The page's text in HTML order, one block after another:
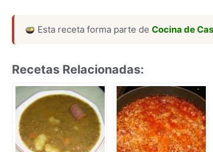
Esta receta forma parte deCocina de
Recetas Relacionadas: